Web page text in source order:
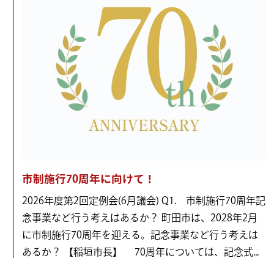
市制施行70周年に向けて！
2026年度第2回定例会(6月議会) Q1. 市制施行70周年記
念事業など行う考えはあるか？ 町田市は、2028年2月
に市制施行70周年を迎える。記念事業など行う考えは
あるか？ 【稲垣市長】 70周年については、記念式...